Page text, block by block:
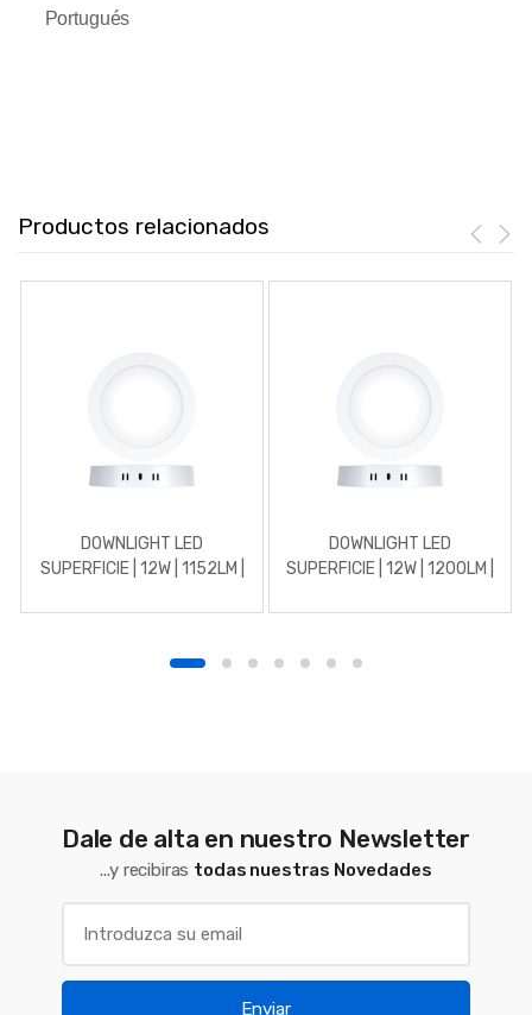
Portugués
Productos relacionados
DOWNLIGHT LED
SUPERFICIE | 12W | 1152LM |
BLANCO
DOWNLIGHT LED
SUPERFICIE | 12W | 1200LM |
Dale de alta en nuestro Newsletter
...y recibiras todas nuestras Novedades
Enviar